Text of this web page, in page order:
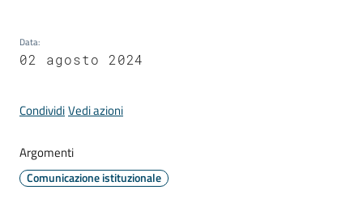
argomenti...
Seguici
Data:
02 agosto 2024
CondividiVedi azioni
Argomenti
Comunicazione istituzionale